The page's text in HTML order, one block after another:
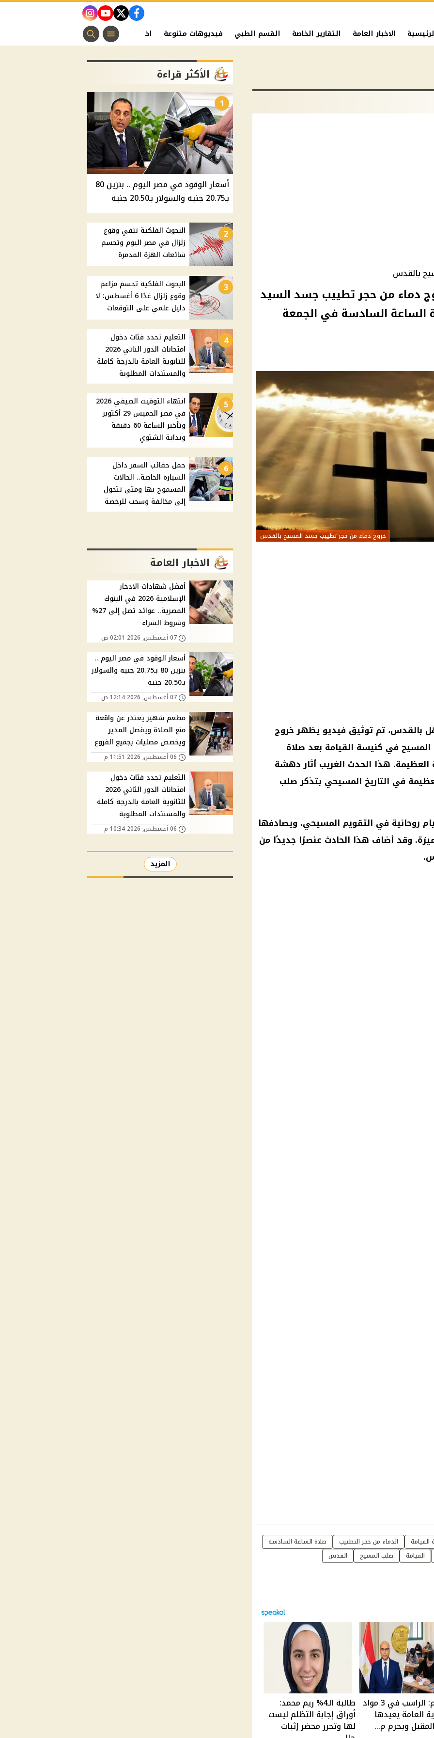
facebook
twitter
youtube
instagram
الاخبار العامة التقارير الخاصة القسم الطبي فيديوهات متنوعة اخبار الفن منوعات مسيحية
بالقدس
دماء من حجر تطييب جسد السيد
الساعة السادسة في الجمعة
خروج دماء من حجر تطييب جسد المسيح بالقدس
بالقدس، تم توثيق فيديو يظهر خروج
في كنيسة القيامة بعد صلاة
هذا الحدث الغريب أثار دهشة
في التاريخ المسيحي بتذكر صلب
روحانية في التقويم المسيحي، ويصادفها
وقد أضاف هذا الحادث عنصرًا جديدًا من
الدماء من حجر التطييب
صلاة الساعة السادسة
القيامة
صلب المسيح القدس
التعليم: الراسب في 3 مواد
العامة يعيدها
ويحرم م...
طالبة الـ4% ريم محمد:
أوراق إجابة التظلم ليست
لها وتحرر محضر إثبات
الأكثر قراءة
1
أسعار الوقود في مصر اليوم .. بنزين 80
بـ20.75 جنيه والسولار بـ20.50 جنيه
2
البحوث الفلكية تنفي وقوع
زلزال في مصر اليوم وتحسم
شائعات الهزة المدمرة
3
البحوث الفلكية تحسم مزاعم
وقوع زلزال غدًا 6 أغسطس: لا
دليل علمي على التوقعات
4
التعليم تحدد فئات دخول
امتحانات الدور الثاني 2026
للثانوية العامة بالدرجة كاملة
والمستندات المطلوبة
5
انتهاء التوقيت الصيفي 2026
في مصر الخميس 29 أكتوبر
وتأخير الساعة 60 دقيقة
وبداية الشتوي
6
حمل حقائب السفر داخل
السيارة الخاصة.. الحالات
المسموح بها ومتى تتحول
إلى مخالفة وسحب للرخصة
الاخبار العامة
أفضل شهادات الادخار
الإسلامية 2026 في البنوك
المصرية.. عوائد تصل إلى 27%
وشروط الشراء
07 أغسطس, 2026 02:01 ص
أسعار الوقود في مصر اليوم ..
بنزين 80 بـ20.75 جنيه والسولار
بـ20.50 جنيه
07 أغسطس, 2026 12:14 ص
مطعم شهير يعتذر عن واقعة
منع الصلاة ويفصل المدير
ويخصص مصليات بجميع الفروع
06 أغسطس, 2026 11:51 م
التعليم تحدد فئات دخول
امتحانات الدور الثاني 2026
للثانوية العامة بالدرجة كاملة
والمستندات المطلوبة
06 أغسطس, 2026 10:34 م
المزيد